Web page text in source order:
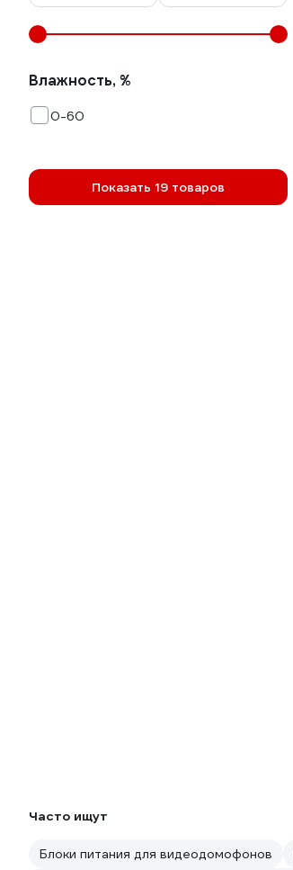
Влажность, %
0-60
Показать 19 товаров
Часто ищут
Блоки питания для видеодомофонов